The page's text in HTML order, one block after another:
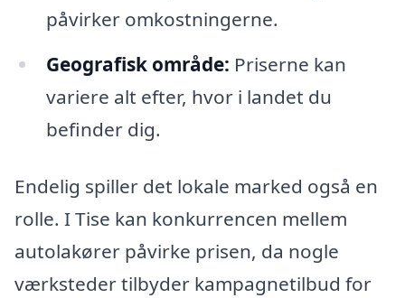
påvirker omkostningerne.
Geografisk område: Priserne kan
variere alt efter, hvor i landet du
befinder dig.
Endelig spiller det lokale marked også en
rolle. I Tise kan konkurrencen mellem
autolakører påvirke prisen, da nogle
værksteder tilbyder kampagnetilbud for